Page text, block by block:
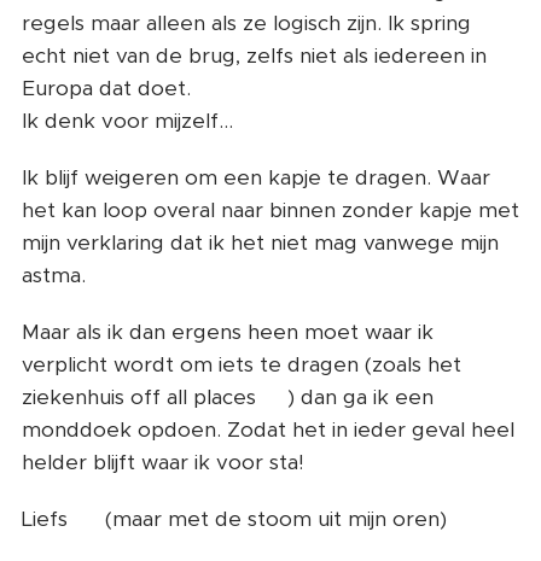
regels maar alleen als ze logisch zijn. Ik spring
echt niet van de brug, zelfs niet als iedereen in
Europa dat doet.
Ik denk voor mijzelf...
Ik blijf weigeren om een kapje te dragen. Waar
het kan loop overal naar binnen zonder kapje met
mijn verklaring dat ik het niet mag vanwege mijn
astma.
Maar als ik dan ergens heen moet waar ik
verplicht wordt om iets te dragen (zoals het
ziekenhuis off all places 🙈) dan ga ik een
monddoek opdoen. Zodat het in ieder geval heel
helder blijft waar ik voor sta!
Liefs ❤️ (maar met de stoom uit mijn oren)